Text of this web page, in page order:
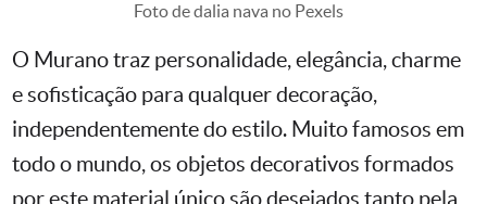
Foto de dalia nava no Pexels
O Murano traz personalidade, elegância, charme
e sofisticação para qualquer decoração,
independentemente do estilo. Muito famosos em
todo o mundo, os objetos decorativos formados
por este material único são desejados tanto pela